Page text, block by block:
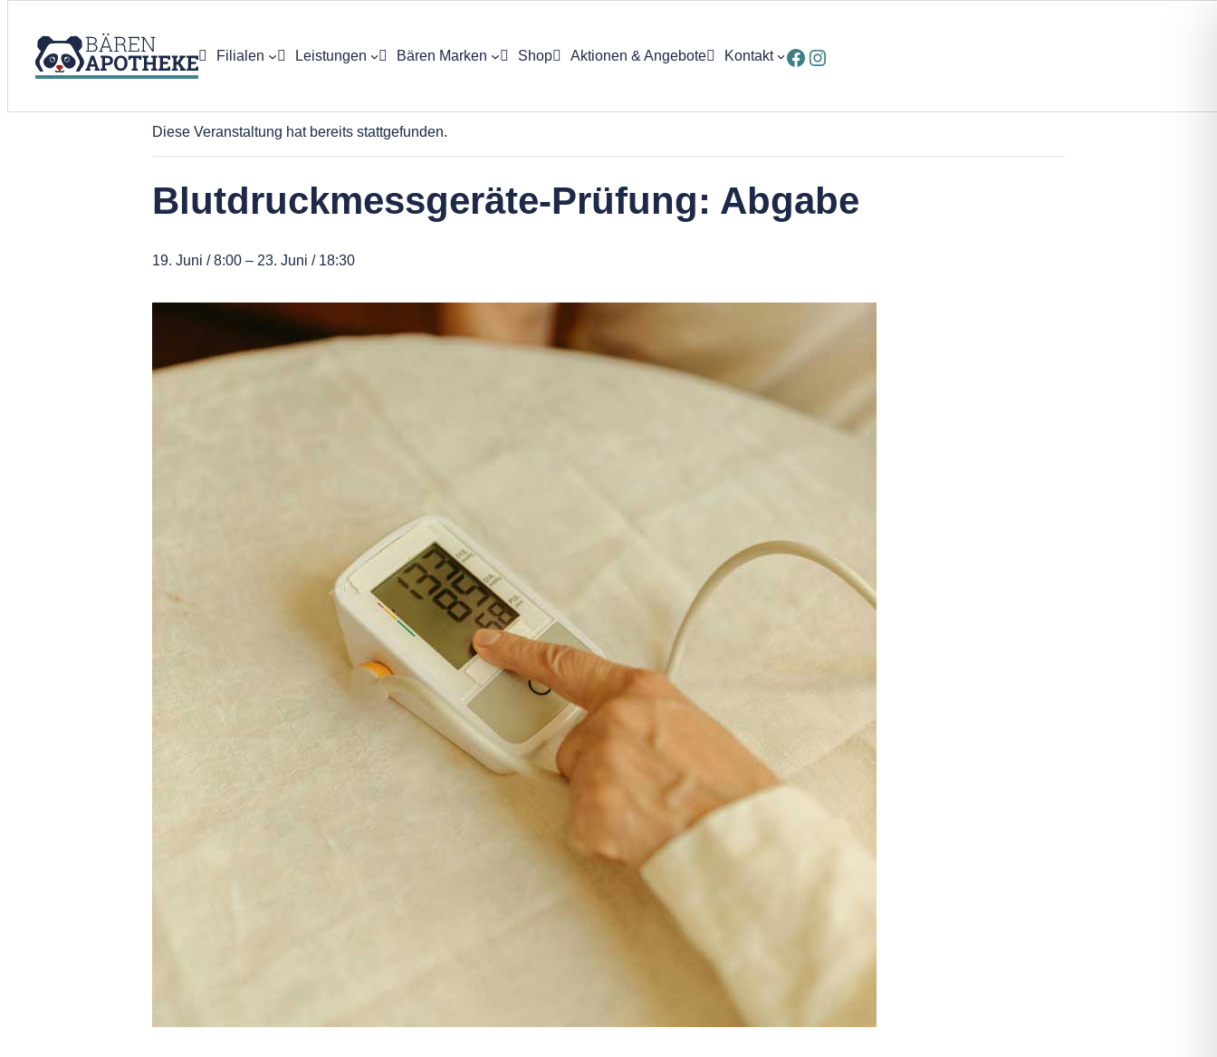
Filialen Leistungen
App-Bestellung
Botendienst
Inkontinenz
Pflegehilfsmittel
Kompressionsstrümpfe
Palliativversorgung
Bären Marken Shop Aktionen & Angebote Kontakt Facebook
Instagram
« Alle Veranstaltungen
Diese Veranstaltung hat bereits stattgefunden.
Blutdruckmessgeräte-Prüfung: Abgabe
19. Juni / 8:00 – 23. Juni / 18:30